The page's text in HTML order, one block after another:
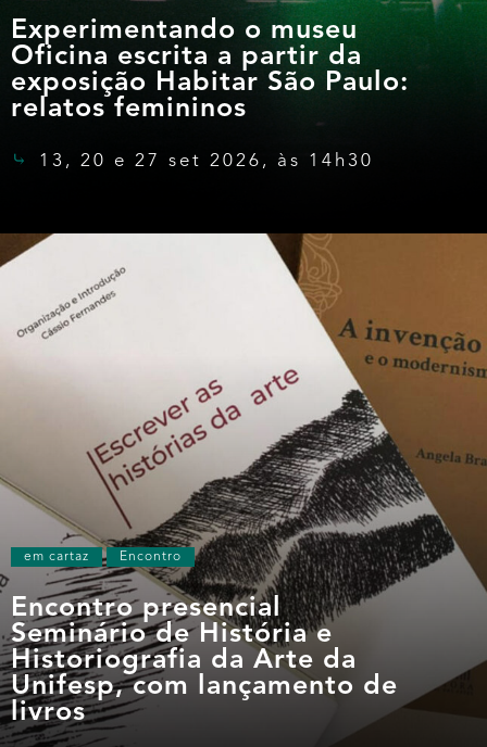
Experimentando o museu
Oficina escrita a partir da
exposição Habitar São Paulo:
relatos femininos
13, 20 e 27 set 2026, às 14h30
em cartaz Encontro
Encontro presencial
Seminário de História e
Historiografia da Arte da
Unifesp, com lançamento de
livros